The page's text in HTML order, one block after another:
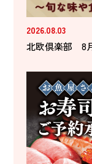
2026.08.03
北欧倶楽部 8